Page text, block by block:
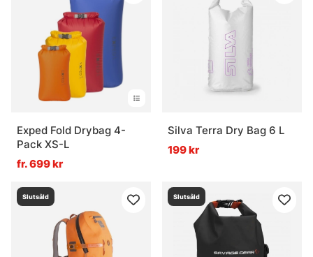
Exped Fold Drybag 4-
Pack XS-L
fr. 699 kr
Silva Terra Dry Bag 6 L
199 kr
Slutsåld Slutsåld